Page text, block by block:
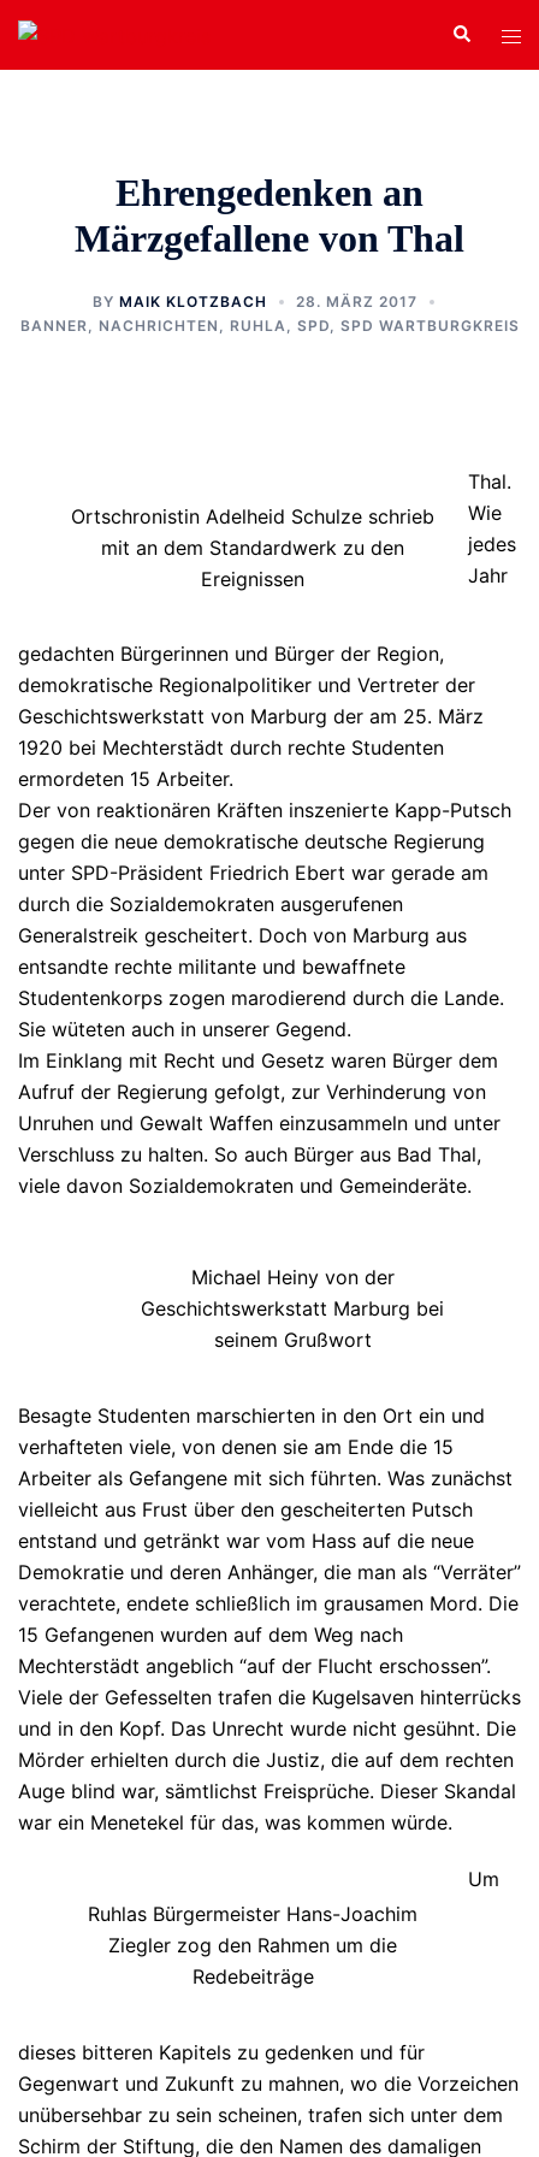
Zum
Inhalt
springen
Search
Ehrengedenken an
Märzgefallene von Thal
BY MAIK KLOTZBACH
28. MÄRZ 2017
BANNER
NACHRICHTEN RUHLA SPD SPD WARTBURGKREIS
Ortschronistin Adelheid Schulze schrieb
mit an dem Standardwerk zu den
Ereignissen
Thal.
Wie
jedes
Jahr
gedachten Bürgerinnen und Bürger der Region,
demokratische Regionalpolitiker und Vertreter der
Geschichtswerkstatt von Marburg der am 25. März
1920 bei Mechterstädt durch rechte Studenten
ermordeten 15 Arbeiter.
Der von reaktionären Kräften inszenierte Kapp-Putsch
gegen die neue demokratische deutsche Regierung
unter SPD-Präsident Friedrich Ebert war gerade am
durch die Sozialdemokraten ausgerufenen
Generalstreik gescheitert. Doch von Marburg aus
entsandte rechte militante und bewaffnete
Studentenkorps zogen marodierend durch die Lande.
Sie wüteten auch in unserer Gegend.
Im Einklang mit Recht und Gesetz waren Bürger dem
Aufruf der Regierung gefolgt, zur Verhinderung von
Unruhen und Gewalt Waffen einzusammeln und unter
Verschluss zu halten. So auch Bürger aus Bad Thal,
viele davon Sozialdemokraten und Gemeinderäte.
Michael Heiny von der
Geschichtswerkstatt Marburg bei
seinem Grußwort
Besagte Studenten marschierten in den Ort ein und
verhafteten viele, von denen sie am Ende die 15
Arbeiter als Gefangene mit sich führten. Was zunächst
vielleicht aus Frust über den gescheiterten Putsch
entstand und getränkt war vom Hass auf die neue
Demokratie und deren Anhänger, die man als “Verräter”
verachtete, endete schließlich im grausamen Mord. Die
15 Gefangenen wurden auf dem Weg nach
Mechterstädt angeblich “auf der Flucht erschossen”.
Viele der Gefesselten trafen die Kugelsaven hinterrücks
und in den Kopf. Das Unrecht wurde nicht gesühnt. Die
Mörder erhielten durch die Justiz, die auf dem rechten
Auge blind war, sämtlichst Freisprüche. Dieser Skandal
war ein Menetekel für das, was kommen würde.
Ruhlas Bürgermeister Hans-Joachim
Ziegler zog den Rahmen um die
Redebeiträge
Um
dieses bitteren Kapitels zu gedenken und für
Gegenwart und Zukunft zu mahnen, wo die Vorzeichen
unübersehbar zu sein scheinen, trafen sich unter dem
Schirm der Stiftung, die den Namen des damaligen